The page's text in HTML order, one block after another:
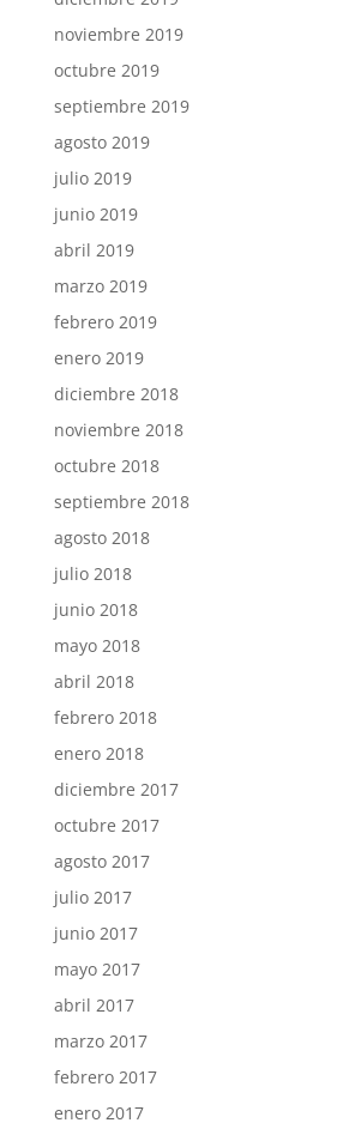
noviembre 2019
octubre 2019
septiembre 2019
agosto 2019
julio 2019
junio 2019
abril 2019
marzo 2019
febrero 2019
enero 2019
diciembre 2018
noviembre 2018
octubre 2018
septiembre 2018
agosto 2018
julio 2018
junio 2018
mayo 2018
abril 2018
febrero 2018
enero 2018
diciembre 2017
octubre 2017
agosto 2017
julio 2017
junio 2017
mayo 2017
abril 2017
marzo 2017
febrero 2017
enero 2017